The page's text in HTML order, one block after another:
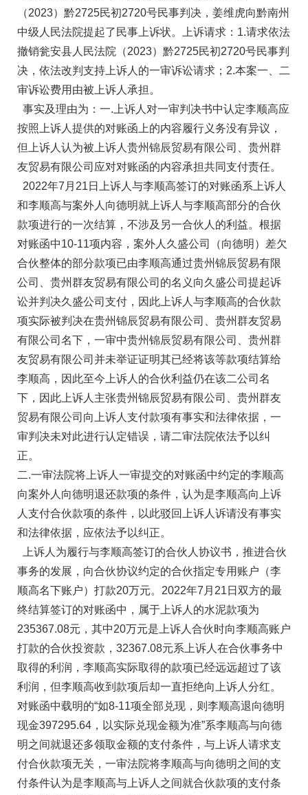
（2023）黔2725民初2720号民事判决，姜维虎向黔南州
中级人民法院提起了民事上诉状。上诉请求：1.请求依法
撤销瓮安县人民法院（2023）黔2725民初2720号民事判
决，依法改判支持上诉人的一审诉讼请求；2.本案一、二
审诉讼费用由被上诉人承担。
事实及理由为：一.上诉人对一审判决书中认定李顺高应
按照上诉人提供的对账函上的内容履行义务没有异议，
但上诉人认为被上诉人贵州锦辰贸易有限公司、贵州群
友贸易有限公司应对对账函的内容承担共同支付责任。
2022年7月21日上诉人与李顺高签订的对账函系上诉人
和李顺高与案外人向德明就上诉人与李顺高部分的合伙
款项进行的一次结算，不涉及另一合伙人的利益。根据
对账函中10-11项内容，案外人久盛公司（向德明）差欠
合伙整体的部分款项已由李顺高通过贵州锦辰贸易有限
公司、贵州群友贸易有限公司的名义向久盛公司提起诉
讼并判决久盛公司支付，因此上诉人与李顺高的合伙款
项实际被判决在贵州锦辰贸易有限公司、贵州群友贸易
有限公司名下，一审中贵州锦辰贸易有限公司、贵州群
友贸易有限公司并未举证证明其已经将该等款项结算给
李顺高，因此至今上诉人的合伙利益仍在该二公司名
下，因此上诉人主张贵州锦辰贸易有限公司、贵州群友
贸易有限公司向上诉人支付款项有事实和法律依据，一
审判决未对此进行认定错误，请二审法院依法予以纠
正。
二.一审法院将上诉人一审提交的对账函中约定的李顺高
向案外人向德明退还款项的条件，认为是李顺高向上诉
人支付合伙款项的条件，以此驳回上诉人诉请没有事实
和法律依据，应依法予以纠正。
上诉人为履行与李顺高签订的合伙人协议书，推进合伙
事务的发展，向合伙协议约定的合伙指定专用账户（李
顺高名下账户）打款20万元。2022年7月21日双方的最
终结算签订的对账函中，属于上诉人的水泥款项为
235367.08元，其中20万元是上诉人合伙时向李顺高账户
打款的合伙投资款，32367.08元系上诉人在合伙事务中
取得的利润，李顺高实际取得的款项已经远远超过了该
利润，但李顺高收到款项后却一直拒绝向上诉人分红。
对账函中载明的“如8-11项全部兑现，则李顺高退向德明
现金397295.64，以实际兑现金额为准”系李顺高与向德
明之间就退还多领取金额的支付条件，与上诉人请求支
付合伙款项无关，一审法院将李顺高与向德明之间的支
付条件认为是李顺高与上诉人之间就合伙款项的支付条